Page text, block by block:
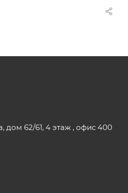
дом 62/61, 4 этаж , офис 400